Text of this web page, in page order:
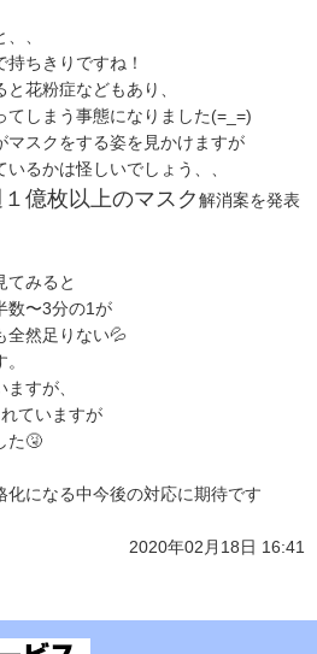
、
ちきりですね！
花粉症などもあり、
てしまう事態になりました(=_=)
マスクをする姿を見かけますが
るかは怪しいでしょう、、
億枚以上のマスク解消案を発表
てみると
数〜3分の1が
全然足りない💦
すが、
ていますが
た🤧
化になる中今後の対応に期待です
2020年02月18日 16:41